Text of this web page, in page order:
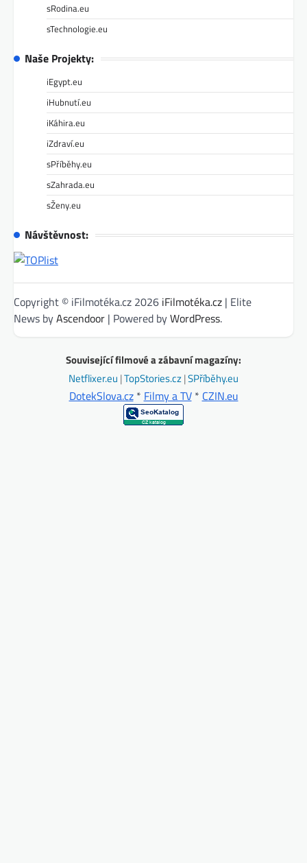
sRodina.eu
sTechnologie.eu
Naše Projekty:
iEgypt.eu
iHubnutí.eu
iKáhira.eu
iZdraví.eu
sPříběhy.eu
sZahrada.eu
sŽeny.eu
Návštěvnost:
Copyright © iFilmotéka.cz 2026 iFilmotéka.cz | Elite
News byAscendoor | Powered byWordPress.
Související filmové a zábavní magazíny:
Netflixer.eu |TopStories.cz|SPříběhy.eu
DotekSlova.cz* Filmy a TV* CZIN.eu